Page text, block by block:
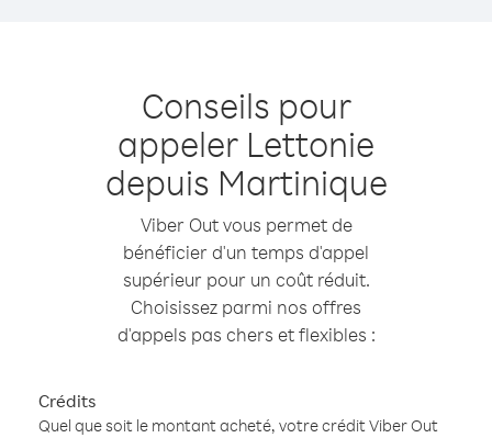
Conseils pour
appeler Lettonie
depuis Martinique
Viber Out vous permet de
bénéficier d'un temps d'appel
supérieur pour un coût réduit.
Choisissez parmi nos offres
d'appels pas chers et flexibles :
Crédits
Quel que soit le montant acheté, votre crédit Viber Out